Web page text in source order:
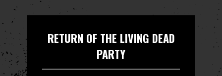
RETURN OF THE LIVING DEAD
PARTY